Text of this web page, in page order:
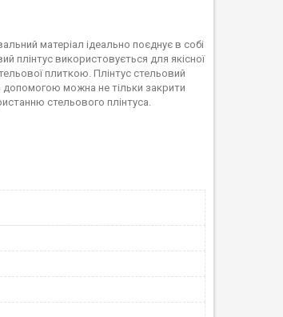
матеріал ідеально поєднує в собі
плінтус використовується для якісної
плиткою. Плінтус стельовий
можна не тільки закрити
стельового плінтуса.